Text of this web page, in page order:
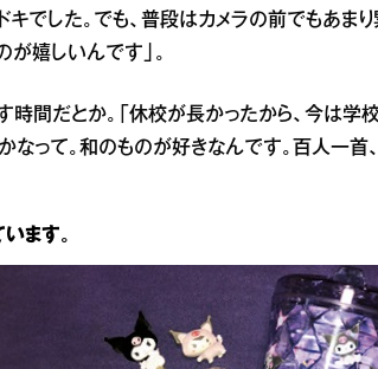
キでした。でも、普段はカメラの前でもあま
が嬉しいんです」。
間だとか。「休校が長かったから、今は学
って。和のものが好きなんです。百人一首、
ます。